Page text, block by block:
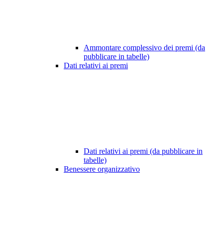
Ammontare complessivo dei premi (da
pubblicare in tabelle)
Dati relativi ai premi
Dati relativi ai premi (da pubblicare in
tabelle)
Benessere organizzativo